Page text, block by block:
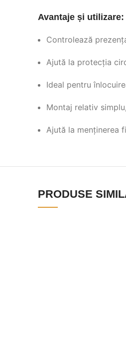
Avantaje și utilizare:
Controlează
Ajută la protecția
Ideal pentru
Montaj relativ
Ajută la menținerea
PRODUSE